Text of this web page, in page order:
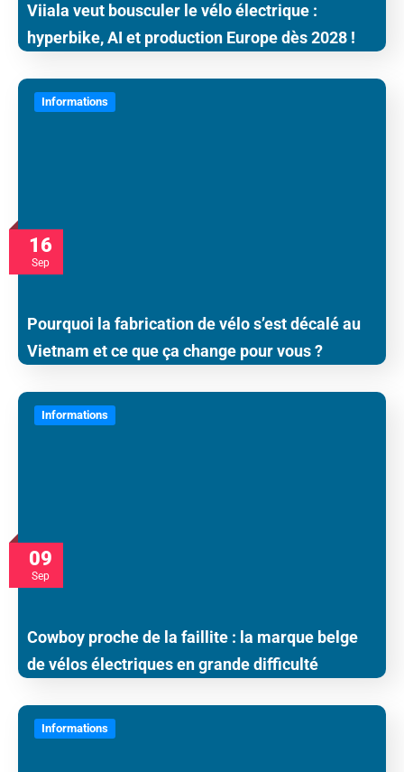
Viiala veut bousculer le vélo électrique :
hyperbike, AI et production Europe dès 2028 !
16
Sep
Informations
Pourquoi la fabrication de vélo s’est décalé au
Vietnam et ce que ça change pour vous ?
09
Sep
Informations
Cowboy proche de la faillite : la marque belge
de vélos électriques en grande difficulté
Informations